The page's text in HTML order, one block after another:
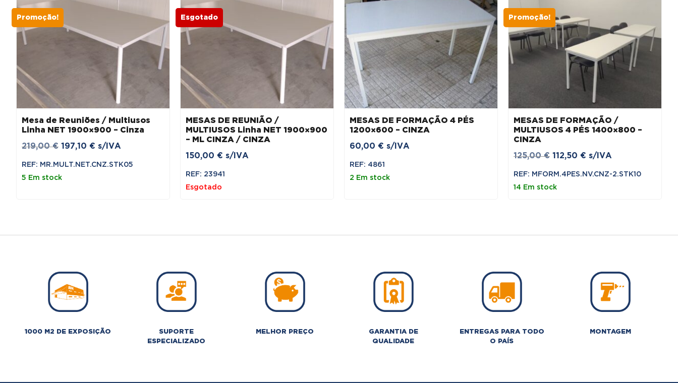
Promoção!
Mesa de Reuniões / Multiusos
Linha NET 1900×900 – Cinza
219,00€ O
197,10 € O
s/IVA
REF: MR.MULT.NET.CNZ.STK05
5 Em stock
MESAS DE REUNIÃO /
MULTIUSOS Linha NET 1900×900
– ML CINZA / CINZA
150,00 € s/IVA
REF: 23941
Esgotado
Esgotado
MESAS DE FORMAÇÃO 4 PÉS
1200×600 – CINZA
60,00 € s/IVA
REF: 4861
2 Em stock
Promoção!
MESAS DE FORMAÇÃO /
MULTIUSOS 4 PÉS 1400×800 –
CINZA
125,00€ O
112,50 € O
s/IVA
REF: MFORM.4PES.NV.CNZ-2.STK10
14 Em stock
1000 M2 DE EXPOSIÇÃO
SUPORTE
ESPECIALIZADO
MELHOR PREÇO
GARANTIA DE
QUALIDADE
ENTREGAS PARA TODO
O PAÍS
MONTAGEM